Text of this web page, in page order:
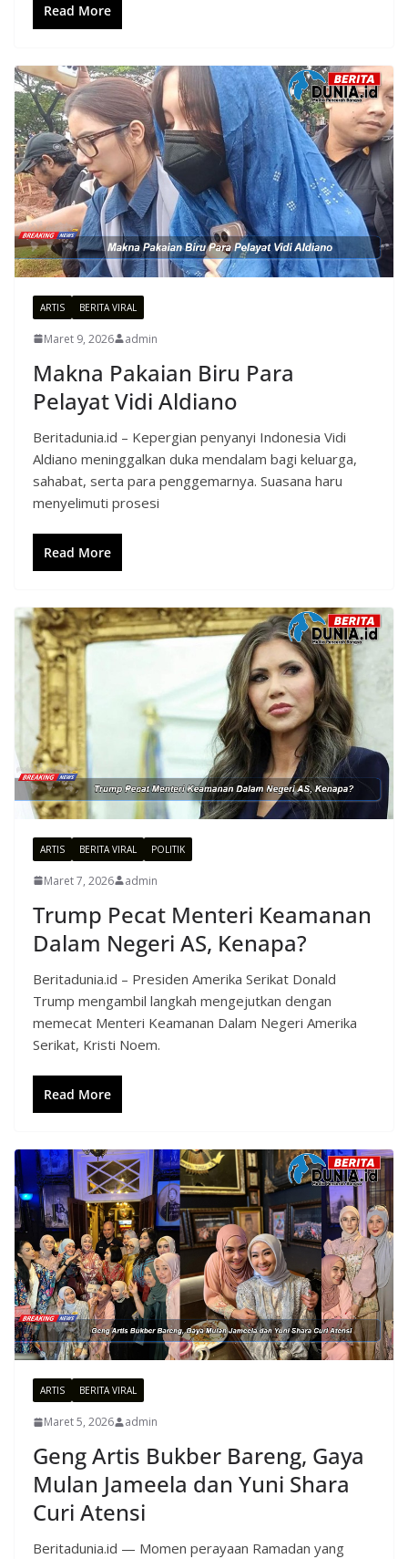
Read More
ARTIS BERITA VIRAL
Maret 9, 2026 admin
Makna Pakaian Biru Para
Pelayat Vidi Aldiano
Beritadunia.id – Kepergian penyanyi Indonesia Vidi
Aldiano meninggalkan duka mendalam bagi keluarga,
sahabat, serta para penggemarnya. Suasana haru
menyelimuti prosesi
Read More
ARTIS BERITA VIRAL POLITIK
Maret 7, 2026 admin
Trump Pecat Menteri Keamanan
Dalam Negeri AS, Kenapa?
Beritadunia.id – Presiden Amerika Serikat Donald
Trump mengambil langkah mengejutkan dengan
memecat Menteri Keamanan Dalam Negeri Amerika
Serikat, Kristi Noem.
Read More
ARTIS BERITA VIRAL
Maret 5, 2026 admin
Geng Artis Bukber Bareng, Gaya
Mulan Jameela dan Yuni Shara
Curi Atensi
Beritadunia.id — Momen perayaan Ramadan yang